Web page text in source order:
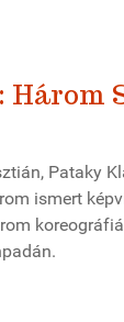
Három
Pataky
ismert